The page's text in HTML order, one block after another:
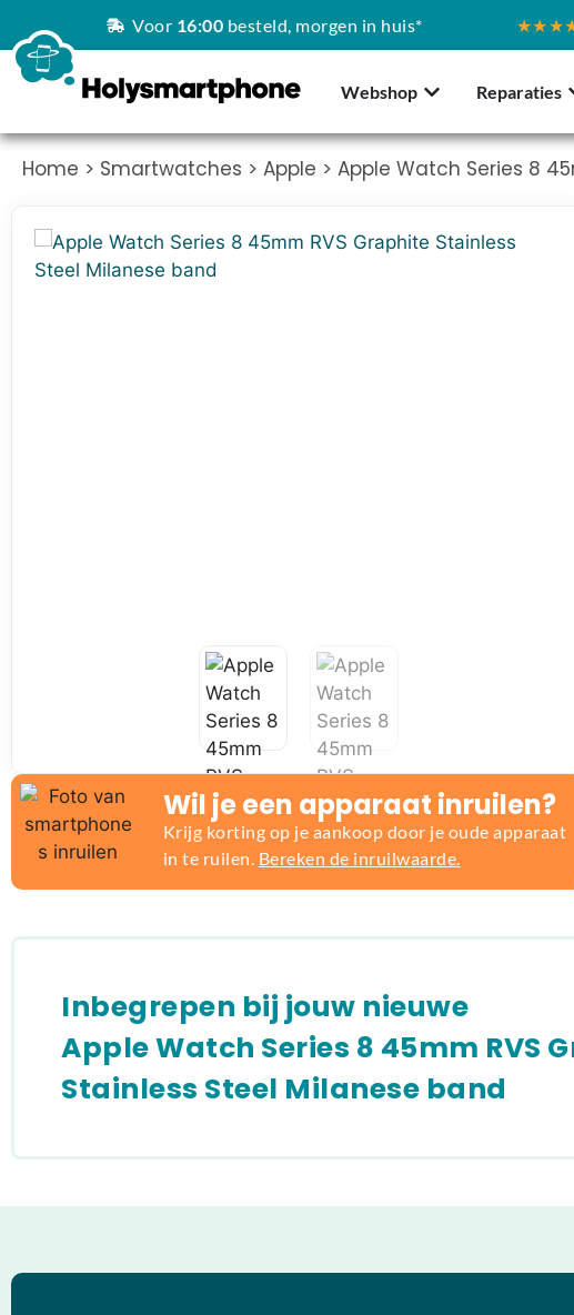
Voor 16:00 besteld, morgen in huis*
Webshop Reparaties
Home > Smartwatches > Apple > Apple Watch Series 8
Wil je een apparaat inruilen?
Krijg korting op je aankoop door je oude apparaat
in te ruilen. Bereken de inruilwaarde.
Inbegrepen bij jouw nieuwe
Apple Watch Series 8 45mm RVS
Stainless Steel Milanese band